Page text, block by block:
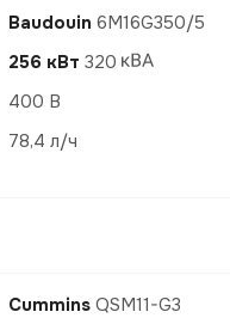
Baudouin 6M16G350/5
256 кВт 320
400 В
78,4 л/ч
Cummins QSM11-G3